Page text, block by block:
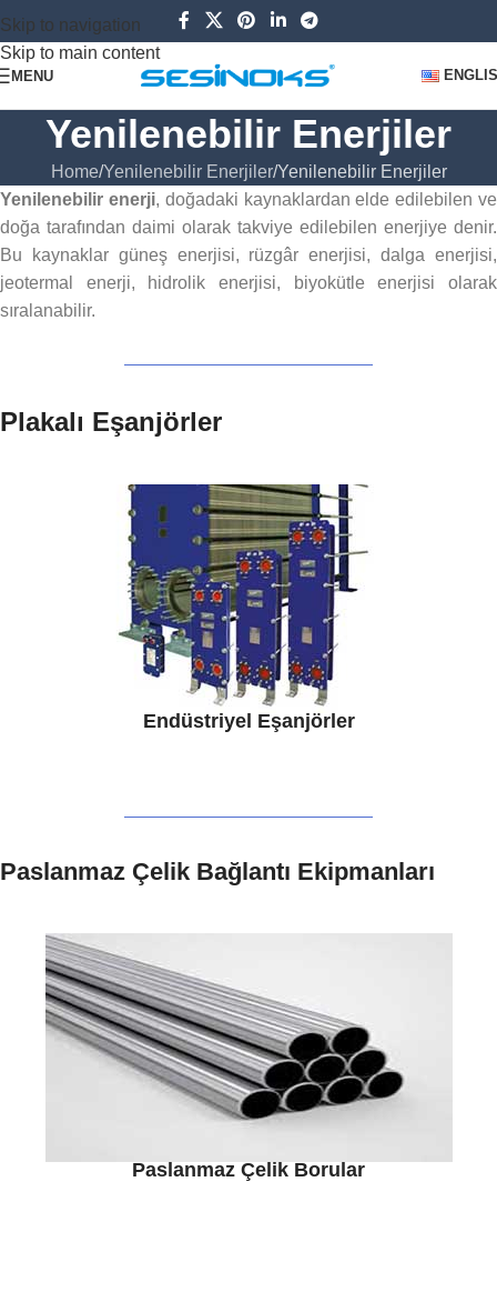
Skip to navigation
Skip to main content
MENU
Yenilenebilir Enerjiler
Home Yenilenebilir Enerjiler Yenilenebilir Enerjiler
Yenilenebilir enerji, doğadaki kaynaklardan elde edilebilen ve
doğa tarafından daimi olarak takviye edilebilen enerjiye denir.
Bu kaynaklar güneş enerjisi, rüzgâr enerjisi, dalga enerjisi,
jeotermal enerji, hidrolik enerjisi, biyokütle enerjisi olarak
sıralanabilir.
Plakalı Eşanjörler
Endüstriyel Eşanjörler
Paslanmaz Çelik Bağlantı Ekipmanları
Paslanmaz Çelik Borular